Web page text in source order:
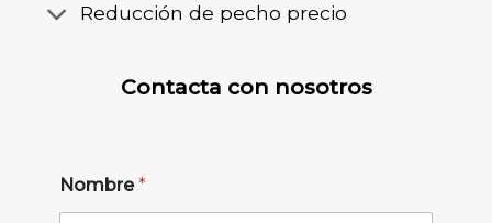
Reducción de pecho precio
Contacta con nosotros
Nombre*